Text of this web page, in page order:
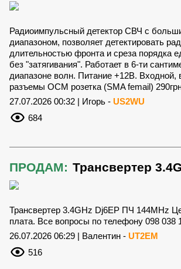
Радиоимпульсный детектор СВЧ с
диапазоном, позволяет детектировать
длительностью фронта и среза порядка
без "затягивания". Работает в 6-ти
диапазоне волн. Питание +12В. Входной,
разъемы ОСМ розетка (SMA femail)
27.07.2026 00:32 | Игорь - US2WU
684
ПРОДАМ: Трансвертер
Трансвертер 3.4GHz Dj6EP ПЧ 144MHz
плата. Все вопросы по телефону 098 038
26.07.2026 06:29 | Валентин - UT2EM
516